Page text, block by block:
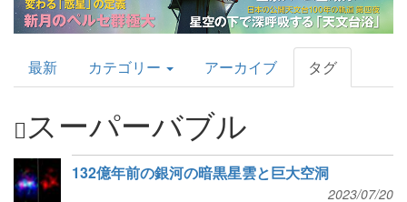
AstroArts
Topics
最新 カテゴリー アーカイブ タグ
スーパーバブル
132億年前の銀河の暗黒星雲と巨大空洞
2023/07/20